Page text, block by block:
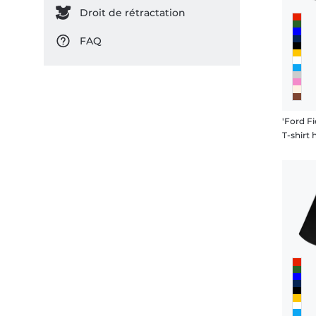
Droit de rétractation
FAQ
'Ford
T-shirt